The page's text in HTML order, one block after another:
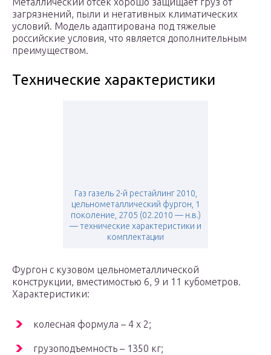
загрязнений, пыли и негативных климатических
условий. Модель адаптирована под тяжелые
российские условия, что является дополнительным
преимуществом.
Технические характеристики
Газ газель 2-й рестайлинг 2010,
цельнометаллический фургон, 1
поколение, 2705 (02.2010 — н.в.)
— технические характеристики и
комплектации
Фургон с кузовом цельнометаллической
конструкции, вместимостью 6, 9 и 11 кубометров.
Характеристики:
колесная формула – 4 х 2;
грузоподъемность – 1350 кг;